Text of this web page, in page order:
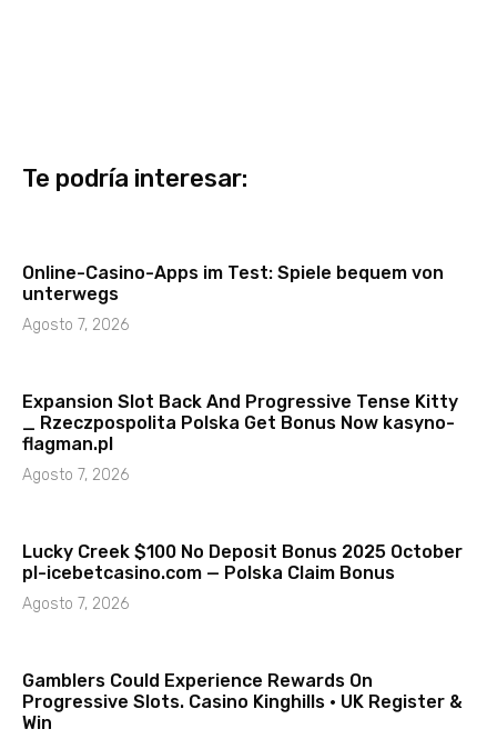
Te podría interesar:
Online-Casino-Apps im Test: Spiele bequem von
unterwegs
Agosto 7, 2026
Expansion Slot Back And Progressive Tense Kitty
_ Rzeczpospolita Polska Get Bonus Now kasyno-
flagman.pl
Agosto 7, 2026
Lucky Creek $100 No Deposit Bonus 2025 October
pl-icebetcasino.com — Polska Claim Bonus
Agosto 7, 2026
Gamblers Could Experience Rewards On
Progressive Slots. Casino Kinghills · UK Register &
Win